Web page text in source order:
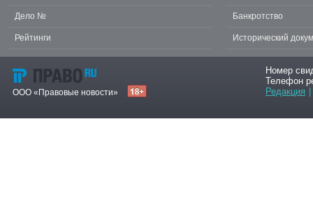
Дело №
Рейтинги
Банкротство
Исторический
ООО «Правовые новости»
Номер
Телефон
Редакция